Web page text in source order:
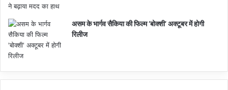
असम के भार्गव सैकिया की फिल्म ‘बोक्शी’ अक्टूबर में होगी
रिलीज